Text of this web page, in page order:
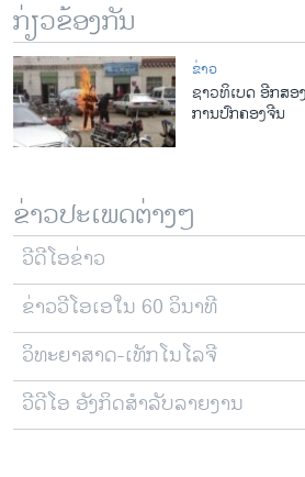
ສຽງ
ລາຍການກະຈາຍສຽງ
ລາຍງານ
ຕິດຕາມພວກເຮົາ ທີ່
ພາສາຕ່າງໆ
ກ່ຽວຂ້ອງກັນ
ຂ່າວ
ຊາວທິເບດ ອີກສອ
ການປົກຄອງຈີນ
ຂ່າວປະເພດຕ່າງໆ
ວີດີໂອຂ່າວ
ຂ່າວວີໂອເອໃນ 60 ວິນາທີ
ວິທະຍາສາດ-ເທັກໂນໂລຈີ
ວີດີໂອ ອັງກິດສຳລັບລາຍງານ